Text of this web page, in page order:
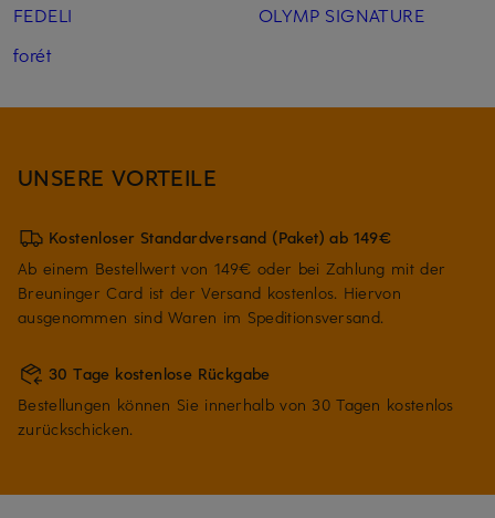
FEDELI
forét
OLYMP SIGNATURE
UNSERE VORTEILE
Kostenloser Standardversand (Paket) ab 149€
Ab einem Bestellwert von 149€ oder bei Zahlung mit der
Breuninger Card ist der Versand kostenlos. Hiervon
ausgenommen sind Waren im Speditionsversand.
30 Tage kostenlose Rückgabe
Bestellungen können Sie innerhalb von 30 Tagen kostenlos
zurückschicken.